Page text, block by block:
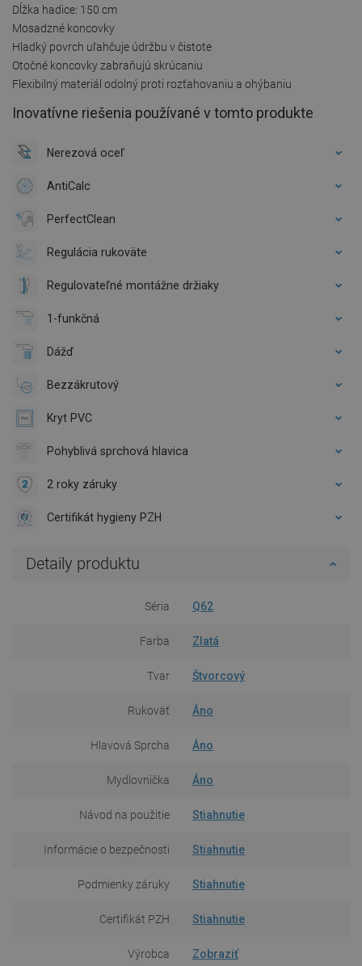
Dĺžka hadice: 150 cm
Mosadzné koncovky
Hladký povrch uľahčuje údržbu v čistote
Otočné koncovky zabraňujú skrúcaniu
Flexibilný materiál odolný proti rozťahovaniu a ohýbaniu
Inovatívne riešenia používané v tomto produkte
Nerezová oceľ
AntiCalc
PerfectClean
Regulácia rukoväte
Regulovateľné montážne držiaky
1-funkčná
Dážď
Bezzákrutový
Kryt PVC
Pohyblivá sprchová hlavica
2 roky záruky
Certifikát hygieny PZH
Detaily produktu
Séria Q62
Farba Zlatá
Tvar Štvorcový
Rukoväť Áno
Hlavová Sprcha Áno
Mydlovnička Áno
Návod na použitie Stiahnutie
Informácie o bezpečnosti Stiahnutie
Podmienky záruky Stiahnutie
Certifikát PZH Stiahnutie
Výrobca Zobraziť